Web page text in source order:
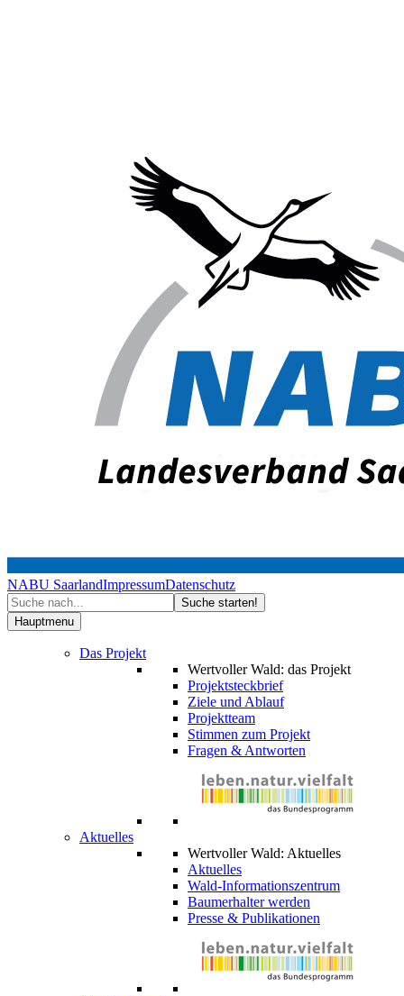
NABU SaarlandImpressumDatenschutz
Hauptmenu
Das Projekt
Wertvoller Wald: das Projekt
Projektsteckbrief
Ziele und Ablauf
Projektteam
Stimmen zum Projekt
Fragen & Antworten
Aktuelles
Wertvoller Wald: Aktuelles
Aktuelles
Wald-Informationszentrum
Baumerhalter werden
Presse & Publikationen